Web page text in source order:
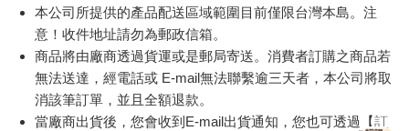
本公司所提供的產品配送區域範圍目前僅限台灣本島。注
意！收件地址請勿為郵政信箱。
商品將由廠商透過貨運或是郵局寄送。消費者訂購之商品若
無法送達，經電話或 E-mail無法聯繫逾三天者，本公司將取
消該筆訂單，並且全額退款。
當廠商出貨後，您會收到E-mail出貨通知，您也可透過【訂